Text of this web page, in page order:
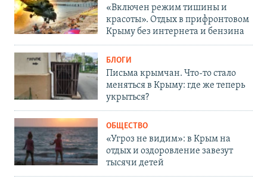
«Включен режим тишины и
красоты». Отдых в прифронтовом
Крыму без интернета и бензина
БЛОГИ
Письма крымчан. Что-то стало
меняться в Крыму: где же теперь
укрыться?
ОБЩЕСТВО
«Угроз не видим»: в Крым на
отдых и оздоровление завезут
тысячи детей